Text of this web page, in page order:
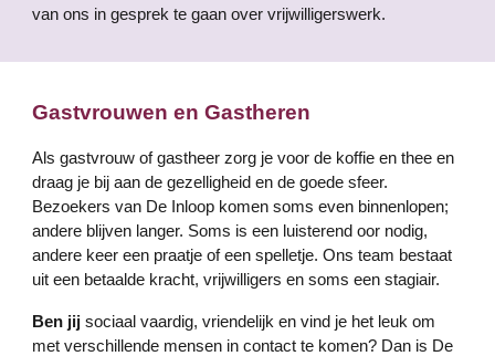
van ons in gesprek te gaan over vrijwilligerswerk.
Gastvrouwen en Gastheren
Als gastvrouw of gastheer zorg je voor de koffie en thee en
draag je bij aan de gezelligheid en de goede sfeer.
Bezoekers van De Inloop komen soms even binnenlopen;
andere blijven langer. Soms is een luisterend oor nodig,
andere keer een praatje of een spelletje. Ons team bestaat
uit een betaalde kracht, vrijwilligers en soms een stagiair.
Ben jij sociaal vaardig, vriendelijk en vind je het leuk om
met verschillende mensen in contact te komen? Dan is De